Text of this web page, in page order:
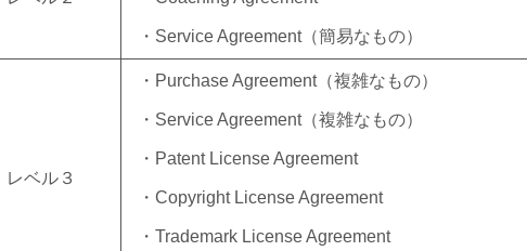
・Service Agreement（簡易なもの）
レベル３
・Purchase Agreement（複雑なもの）
・Service Agreement（複雑なもの）
・Patent License Agreement
・Copyright License Agreement
・Trademark License Agreement